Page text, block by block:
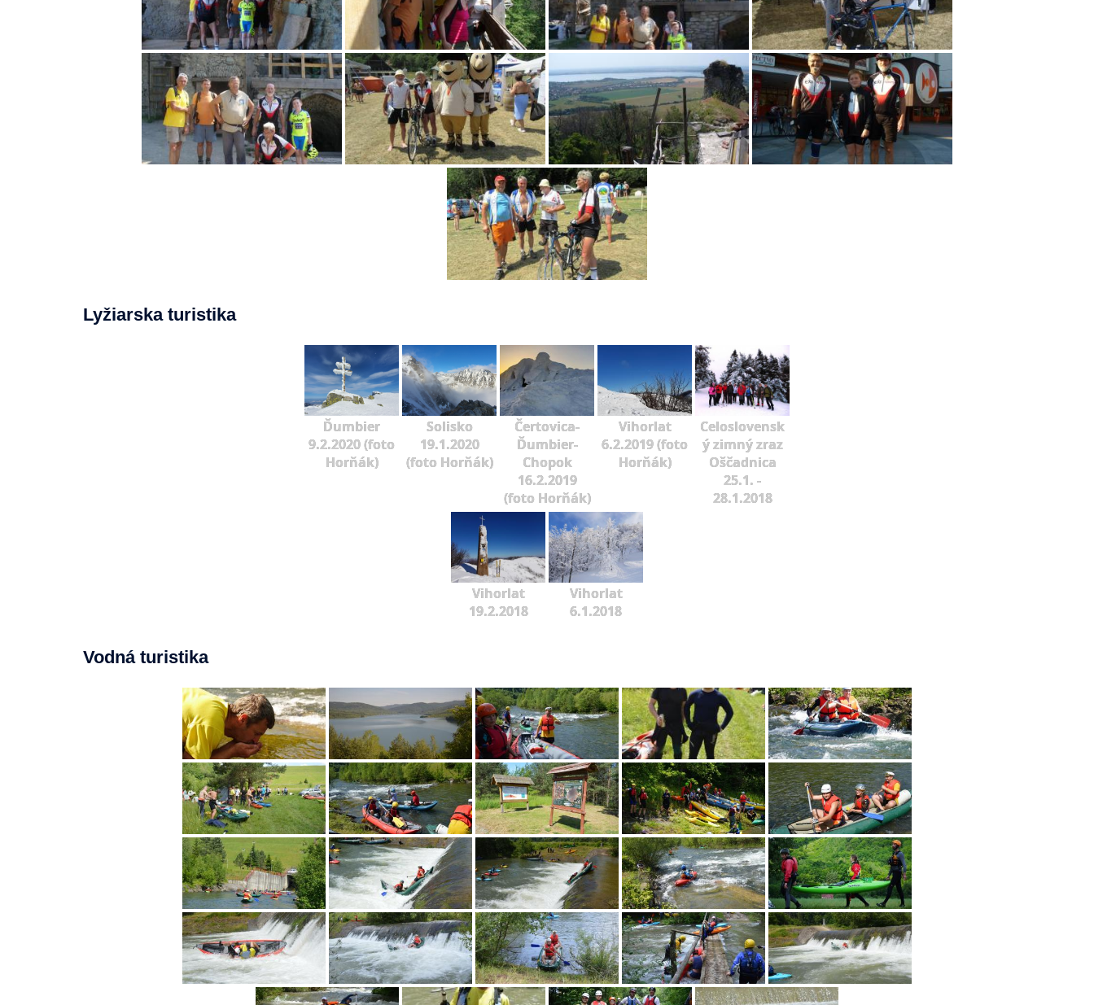
Lyžiarska turistika
Ďumbier
9.2.2020 (foto
Horňák)
Solisko
19.1.2020
(foto Horňák)
Čertovica-
Ďumbier-
Chopok
16.2.2019
(foto Horňák)
Vihorlat
6.2.2019 (foto
Horňák)
Celoslovensk
ý zimný zraz
Oščadnica
25.1. -
28.1.2018
Vihorlat
19.2.2018
Vihorlat
6.1.2018
Vodná turistika